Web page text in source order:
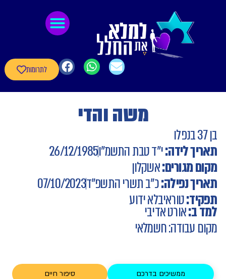
לתרומות
משה והדי
בן 37 בנפלו
תאריך לידה:י"ד טבת התשמ"ו26/12/1985
מקום מגורים:אשקלון
תאריך נפילה:כ"ב תשרי התשפ"ד07/10/2023
תפקיד:טוראיבלא ידוע
למד ב:אורט אדיבי
מקום עבודה: חשמלאי
ממשיכים בדרכם סיפור חיים